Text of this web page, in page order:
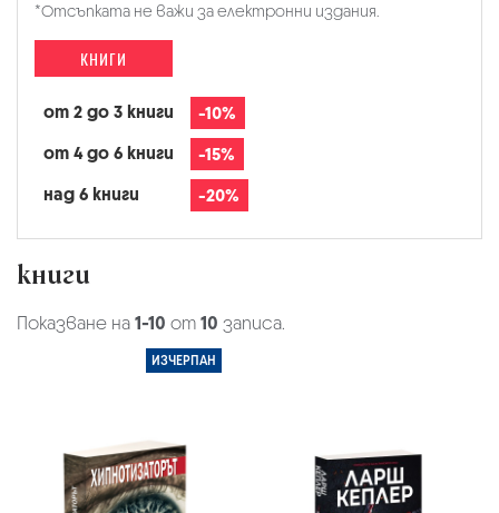
*Отсъпката не важи за електронни издания.
КНИГИ
от 2 до 3 книги
-10%
от 4 до 6 книги
-15%
над 6 книги
-20%
книги
Показване на1-10 от10 записа.
ИЗЧЕРПАН